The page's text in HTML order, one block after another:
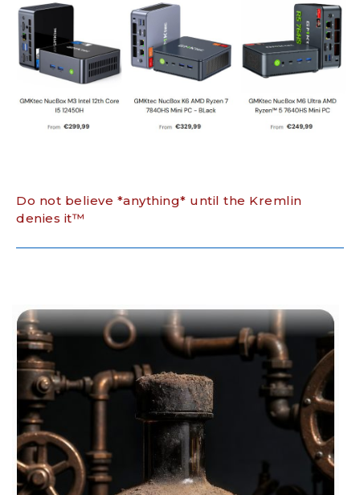
Do not believe *anything* until the Kremlin
denies it™